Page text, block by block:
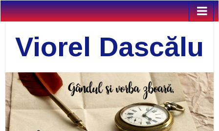
Viorel Dascălu